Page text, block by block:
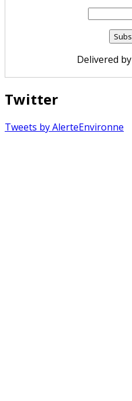
Delivered by
Twitter
Tweets by AlerteEnvironne